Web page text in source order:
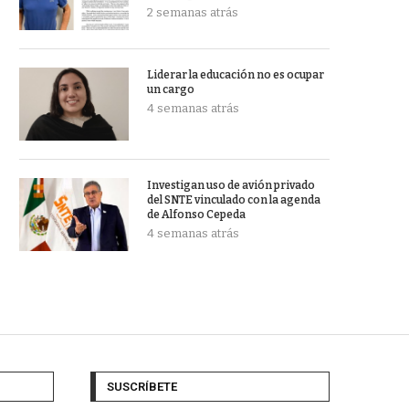
2 semanas atrás
Liderar la educación no es ocupar
un cargo
4 semanas atrás
Investigan uso de avión privado
del SNTE vinculado con la agenda
de Alfonso Cepeda
4 semanas atrás
SUSCRÍBETE